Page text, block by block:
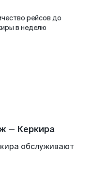
рейсов до
в неделю
— Керкира
обслуживают